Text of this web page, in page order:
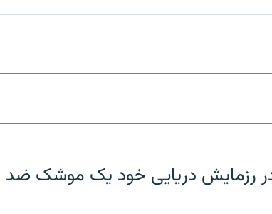
در رزمایش دریایی خود یک موشک ضد